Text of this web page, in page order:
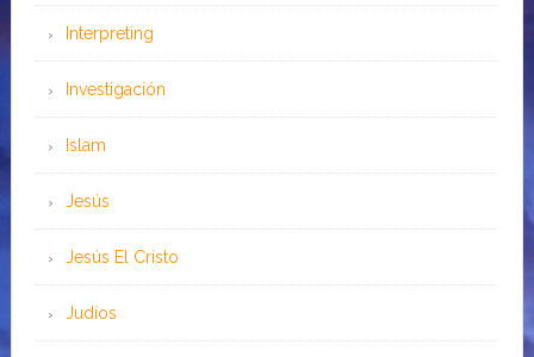
Interpreting
Investigación
Islam
Jesús
Jesús El Cristo
Judíos